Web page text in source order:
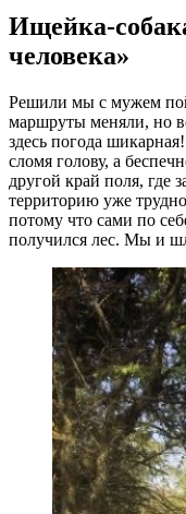
Ищейка-
человека»
Решили мы с мужем
маршруты меняли, но
здесь погода
сломя голову, а
другой край поля, где
территорию уже
потому что сами по
получился лес. Мы и